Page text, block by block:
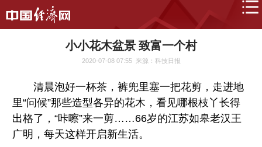
小小花木盆景 致富一个村
2020-07-08 07:55 来源：科技日报
清晨泡好一杯茶，裤兜里塞一把花剪，走进地
里“问候”那些造型各异的花木，看见哪根枝丫长得
出格了，“咔嚓”来一剪……66岁的江苏如皋老汉王
广明，每天这样开启新生活。